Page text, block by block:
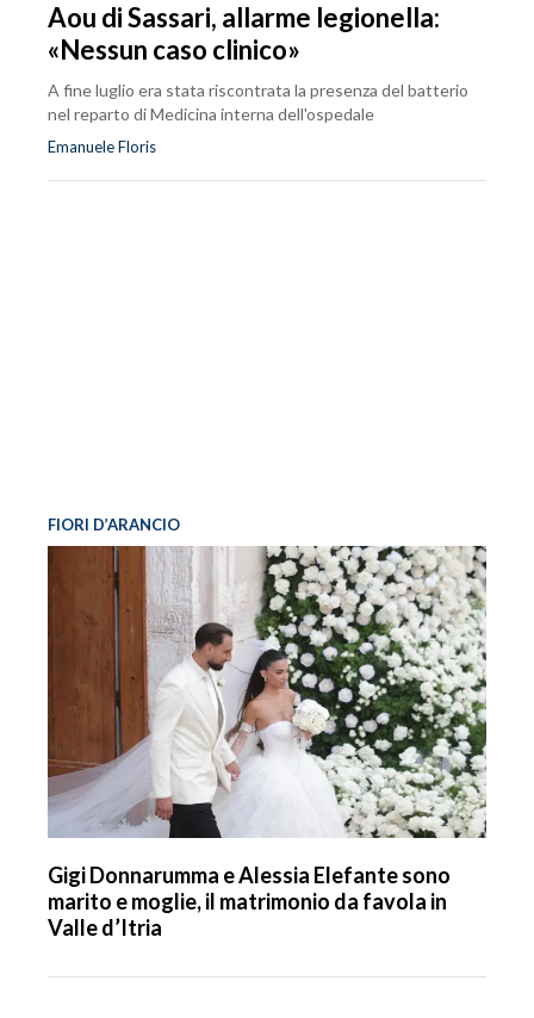
Aou di Sassari, allarme legionella:
«Nessun caso clinico»
A fine luglio era stata riscontrata la presenza del batterio
nel reparto di Medicina interna dell'ospedale
Emanuele Floris
FIORI D’ARANCIO
Gigi Donnarumma e Alessia Elefante sono
marito e moglie, il matrimonio da favola in
Valle d’Itria